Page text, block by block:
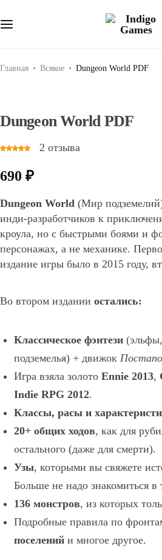
Главная Всякое Dungeon World PDF
Dungeon World PDF
Оценка
5.00
на
основе
2 отзыва
690 ₽
Dungeon World (Мир
инди-разработчиков к
кроула, но с быстрыми боями и
персонажах, а не механике.
издание игры было в 2015 году,
Во втором издании остались:
Классическое фэнтези
подземелья) + движок
Игра взяла золотоEnnie 2013,
Indie RPG 2012.
Классы, расы и
20+ общих ходов, как для
остального (даже для смерти).
Узы, которыми вы свяжете
Больше не надо знакомиться в
136 монстров, из которых
Подробные правила по
поселений и многое другое.